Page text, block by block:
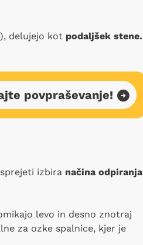
delujejo kot podaljšek stene.
povpraševanje!
izbira načina odpiranja
levo in desno znotraj
za ozke spalnice, kjer je